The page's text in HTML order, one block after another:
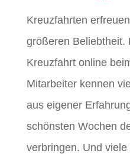
Kreuzfahrten
größeren Beliebtheit.
Kreuzfahrt online
Mitarbeiter kennen
aus eigener
schönsten Wochen
verbringen. Und